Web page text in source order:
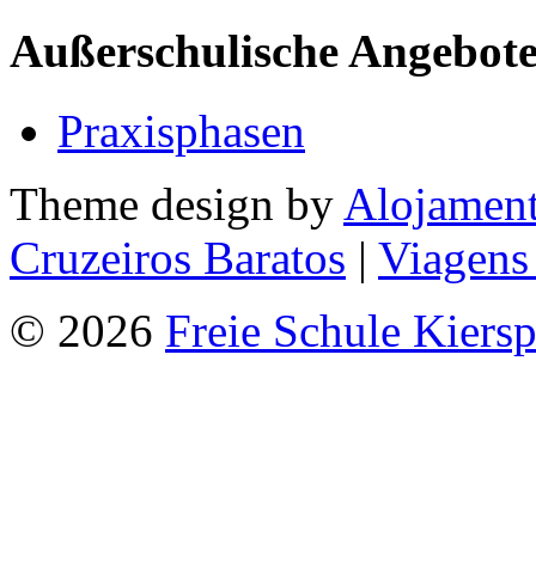
Außerschulische
Praxisphasen
Theme design by
Cruzeiros Baratos |
© 2026 Freie Schule